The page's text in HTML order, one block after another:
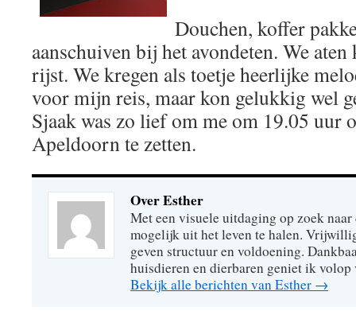
Douchen, koffer
aanschuiven bij het avondeten. We
rijst. We kregen als toetje heerlijke
voor mijn reis, maar kon gelukkig wel
Sjaak was zo lief om me om 19.05 uur
Apeldoorn te zetten.
Over Esther
Met een visuele uitdaging op zoek
mogelijk uit het leven te halen.
geven structuur en voldoening.
huisdieren en dierbaren geniet ik volop
Bekijk alle berichten van Esther →